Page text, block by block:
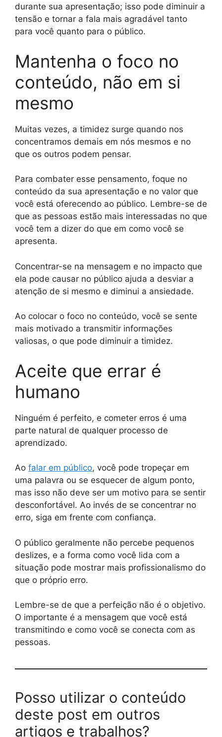
durante sua apresentação; isso pode diminuir a
tensão e tornar a fala mais agradável tanto
para você quanto para o público.
Mantenha o foco no
conteúdo, não em si
mesmo
Muitas vezes, a timidez surge quando nos
concentramos demais em nós mesmos e no
que os outros podem pensar.
Para combater esse pensamento, foque no
conteúdo da sua apresentação e no valor que
você está oferecendo ao público. Lembre-se de
que as pessoas estão mais interessadas no que
você tem a dizer do que em como você se
apresenta.
Concentrar-se na mensagem e no impacto que
ela pode causar no público ajuda a desviar a
atenção de si mesmo e diminui a ansiedade.
Ao colocar o foco no conteúdo, você se sente
mais motivado a transmitir informações
valiosas, o que pode diminuir a timidez.
Aceite que errar é
humano
Ninguém é perfeito, e cometer erros é uma
parte natural de qualquer processo de
aprendizado.
Ao falar em público, você pode tropeçar em
uma palavra ou se esquecer de algum ponto,
mas isso não deve ser um motivo para se sentir
desconfortável. Ao invés de se concentrar no
erro, siga em frente com confiança.
O público geralmente não percebe pequenos
deslizes, e a forma como você lida com a
situação pode mostrar mais profissionalismo do
que o próprio erro.
Lembre-se de que a perfeição não é o objetivo.
O importante é a mensagem que você está
transmitindo e como você se conecta com as
pessoas.
Posso utilizar o conteúdo
deste post em outros
artigos e trabalhos?